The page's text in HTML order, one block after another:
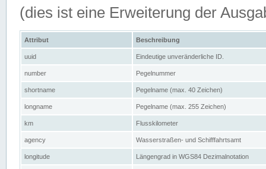
(dies ist eine Erweiterung der
Attribut Beschreibung
uuid Eindeutige unveränderliche ID.
number Pegelnummer
shortname Pegelname (max. 40 Zeichen)
longname Pegelname (max. 255 Zeichen)
km Flusskilometer
agency Wasserstraßen- und Schifffahrtsamt
longitude Längengrad in WGS84 Dezimalnotation